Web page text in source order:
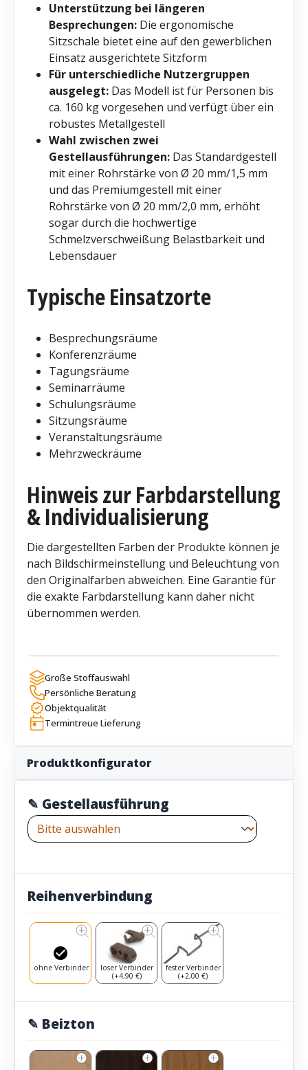
Unterstützung bei längeren
Besprechungen: Die ergonomische
Sitzschale bietet eine auf den gewerblichen
Einsatz ausgerichtete Sitzform
Für unterschiedliche Nutzergruppen
ausgelegt: Das Modell ist für Personen bis
ca. 160 kg vorgesehen und verfügt über ein
robustes Metallgestell
Wahl zwischen zwei
Gestellausführungen: Das Standardgestell
mit einer Rohrstärke von Ø 20 mm/1,5 mm
und das Premiumgestell mit einer
Rohrstärke von Ø 20 mm/2,0 mm, erhöht
sogar durch die hochwertige
Schmelzverschweißung Belastbarkeit und
Lebensdauer
Typische Einsatzorte
Besprechungsräume
Konferenzräume
Tagungsräume
Seminarräume
Schulungsräume
Sitzungsräume
Veranstaltungsräume
Mehrzweckräume
Hinweis zur Farbdarstellung
& Individualisierung
Die dargestellten Farben der Produkte können je
nach Bildschirmeinstellung und Beleuchtung von
den Originalfarben abweichen. Eine Garantie für
die exakte Farbdarstellung kann daher nicht
übernommen werden.
Große Stoffauswahl
Persönliche Beratung
Objektqualität
Termintreue Lieferung
Produktkonfigurator
✎ Gestellausführung
Reihenverbindung
ohne Verbinder
loser Verbinder
(+4,90 €)
fester Verbinder
(+2,00 €)
✎ Beizton